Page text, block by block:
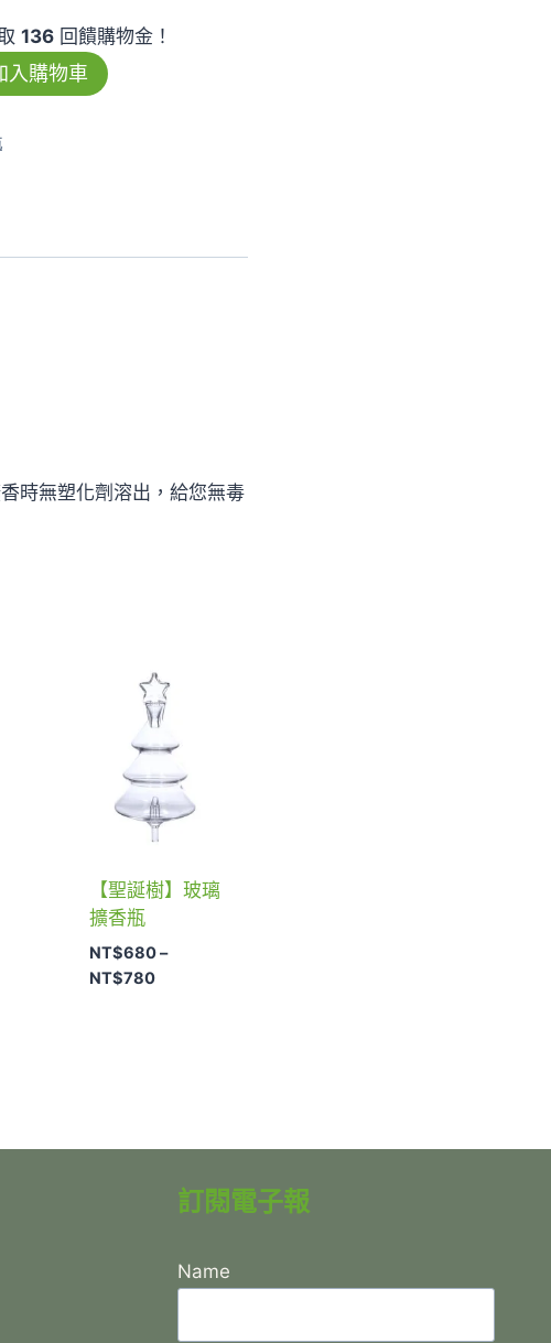
136回饋購物金！
入購物車
時無塑化劑溶出，給您無毒
【聖誕樹】玻璃
擴香瓶
NT$680–
NT$780價
訂閱電子報
Name